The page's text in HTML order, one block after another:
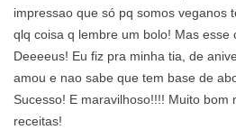
impressao que só pq somos veganos
qlq coisa q lembre um bolo! Mas
Deeeeus! Eu fiz pra minha tia, de
amou e nao sabe que tem base de
Sucesso! E maravilhoso!!!! Muito bom
receitas!